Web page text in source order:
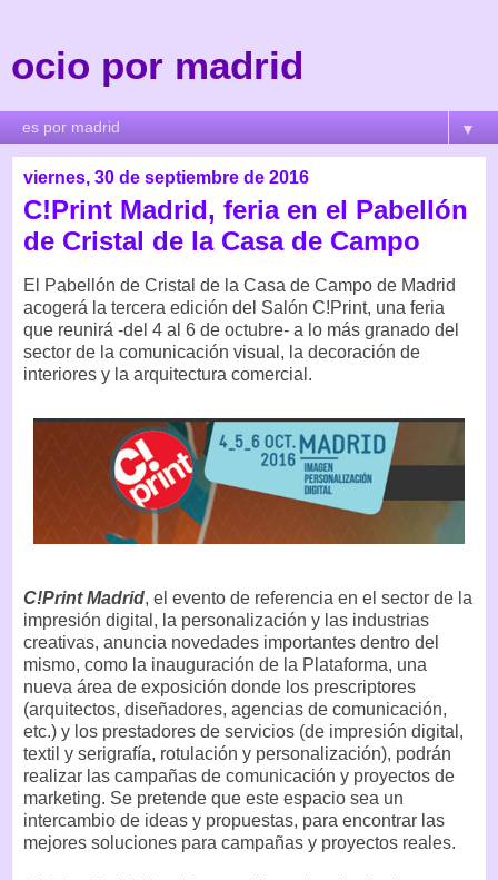
ocio por madrid
▼
viernes, 30 de septiembre de 2016
C!Print Madrid, feria en el Pabellón
de Cristal de la Casa de Campo
El Pabellón de Cristal de la Casa de Campo de Madrid
acogerá la tercera edición del Salón C!Print, una feria
que reunirá -del 4 al 6 de octubre- a lo más granado del
sector de la comunicación visual, la decoración de
interiores y la arquitectura comercial.
C!Print Madrid, el evento de referencia en el sector de la
impresión digital, la personalización y las industrias
creativas, anuncia novedades importantes dentro del
mismo, como la inauguración de la Plataforma, una
nueva área de exposición donde los prescriptores
(arquitectos, diseñadores, agencias de comunicación,
etc.) y los prestadores de servicios (de impresión digital,
textil y serigrafía, rotulación y personalización), podrán
realizar las campañas de comunicación y proyectos de
marketing. Se pretende que este espacio sea un
intercambio de ideas y propuestas, para encontrar las
mejores soluciones para campañas y proyectos reales.